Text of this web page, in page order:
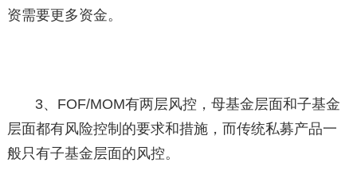
资需要更多资金。
3、FOF/MOM有两层风控，母基金层面和子基金
层面都有风险控制的要求和措施，而传统私募产品一
般只有子基金层面的风控。